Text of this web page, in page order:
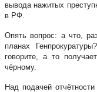
вывода нажитых
в РФ.
Опять вопрос: а что,
планах
говорите, а то
чёрному.
Над подачей